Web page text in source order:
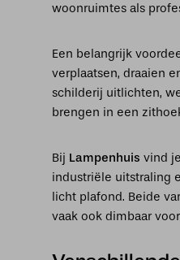
woonruimtes als
Een belangrijk
verplaatsen, draaien
schilderij uitlichten,
brengen in een
Bij Lampenhuis vind je
industriële uitstraling
licht plafond. Beide
vaak ook dimbaar